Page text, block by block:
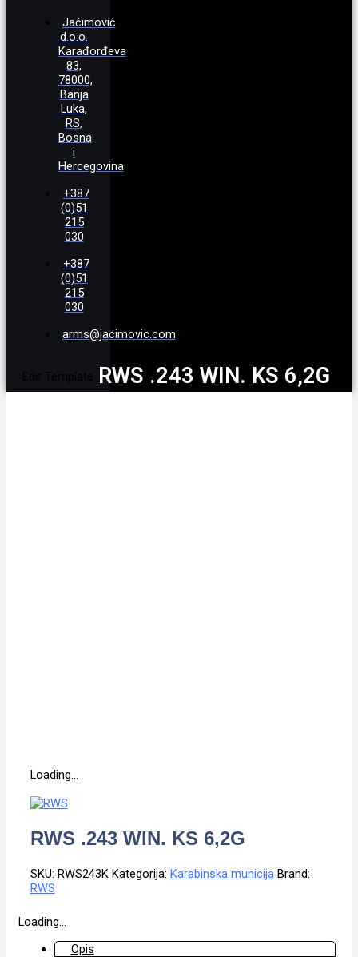
Jaćimović
d.o.o.
Karađorđeva
83,
78000,
Banja
Luka,
RS,
Bosna
i
Hercegovina
+387
(0)51
215
030
+387
(0)51
215
030
arms@jacimovic.com
Edit Template RWS .243 WIN. KS 6,2G
Loading...
RWS .243 WIN. KS 6,2G
SKU: RWS243K Kategorija: Karabinska municija Brand:
RWS
Loading...
Opis